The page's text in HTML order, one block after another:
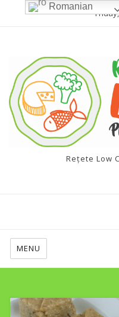
Rețete Low
MENU
Romanian